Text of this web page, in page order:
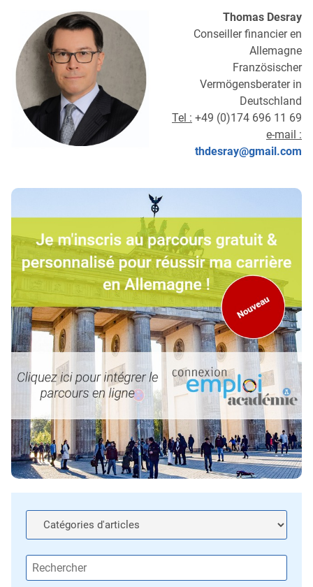
Thomas Desray
Conseiller financier en
Allemagne
Französischer
Vermögensberater in
Deutschland
Tel : +49 (0)174 696 11 69
e-mail :
thdesray@gmail.com